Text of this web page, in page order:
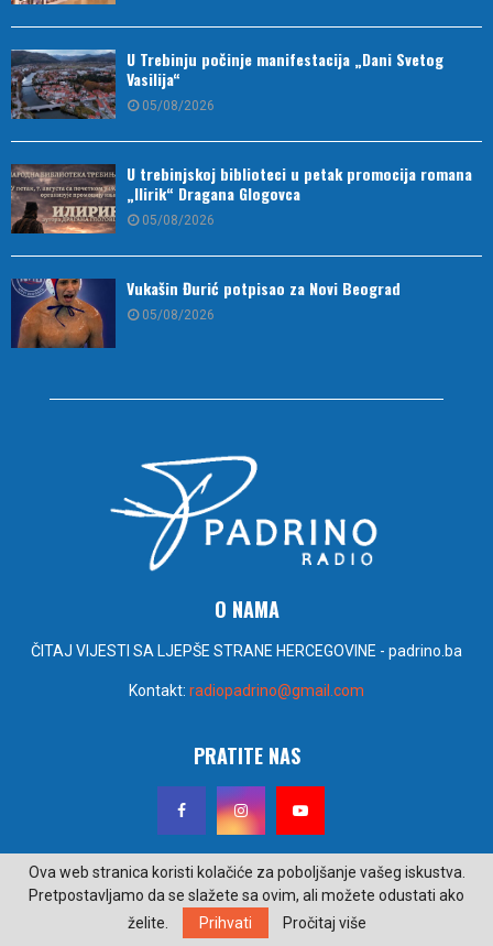
U Trebinju počinje manifestacija „Dani Svetog
Vasilija“
05/08/2026
U trebinjskoj biblioteci u petak promocija romana
„Ilirik“ Dragana Glogovca
05/08/2026
Vukašin Đurić potpisao za Novi Beograd
05/08/2026
O NAMA
ČITAJ VIJESTI SA LJEPŠE STRANE HERCEGOVINE - padrino.ba
Kontakt: radiopadrino@gmail.com
PRATITE NAS
@2022 - padrino.ba. Sva prava zadržana. Izrada i održavanje Poseidon
design.
Ova web stranica koristi kolačiće za poboljšanje vašeg iskustva.
Pretpostavljamo da se slažete sa ovim, ali možete odustati ako
želite.
Prihvati Pročitaj više